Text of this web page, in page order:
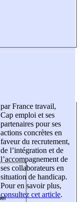
par France travail,
Cap emploi et ses
partenaires pour ses
actions concrètes en
faveur du recrutement,
de l’intégration et de
l’accompagnement de
ses collaborateurs en
situation de handicap.
Pour en savoir plus,
consultez cet article.